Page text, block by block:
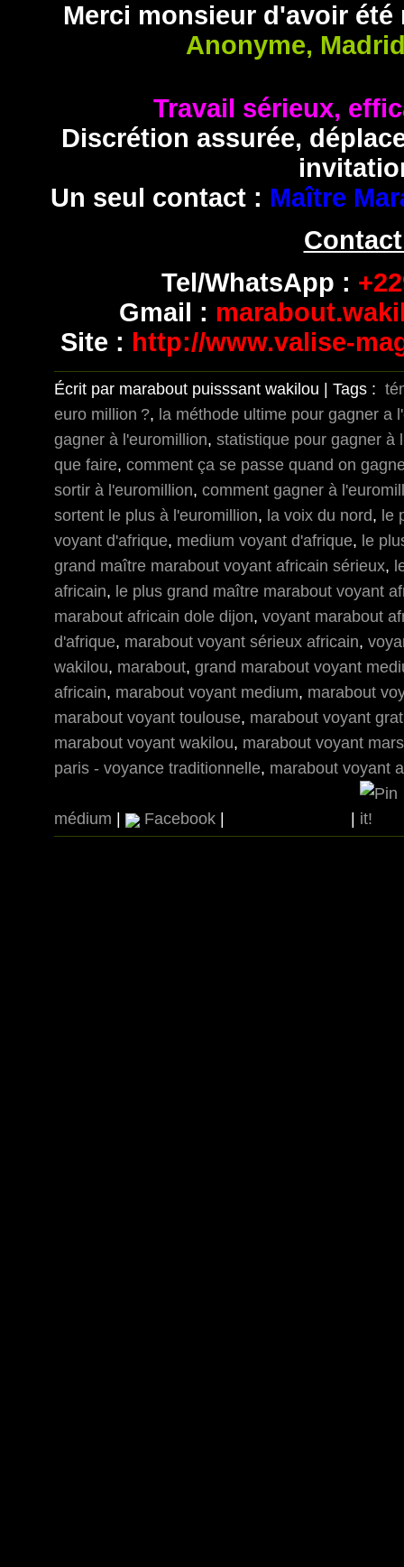
Merci monsieur d'avoir
Anonyme,
Travail sérieux,
Discrétion assurée,
Un seul contact : Maître
Tel/WhatsApp :
Gmail :
Site : http://www.valise-
Écrit par marabout puisssant wakilou | Tags :
euro million ?, la méthode ultime pour gagner a
gagner à l'euromillion, statistique pour gagner à
que faire, comment ça se passe quand on
sortir à l'euromillion, comment gagner à
sortent le plus à l'euromillion, la voix du nord, le
voyant d'afrique, medium voyant d'afrique, le
grand maître marabout voyant africain sérieux,
africain, le plus grand maître marabout voyant
marabout africain dole dijon, voyant marabout
d'afrique, marabout voyant sérieux africain,
wakilou, marabout, grand marabout voyant
africain, marabout voyant medium, marabout
marabout voyant toulouse, marabout voyant
marabout voyant wakilou, marabout voyant
paris - voyance traditionnelle, marabout voyant
médium Facebook